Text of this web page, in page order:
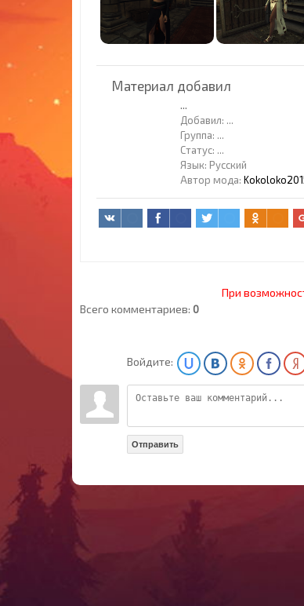
Материал добавил
...
Добавил: ...
Группа: ...
Статус: ...
Язык: Русский
Автор мода:
При
Всего комментариев: 0
Войдите:
Отправить